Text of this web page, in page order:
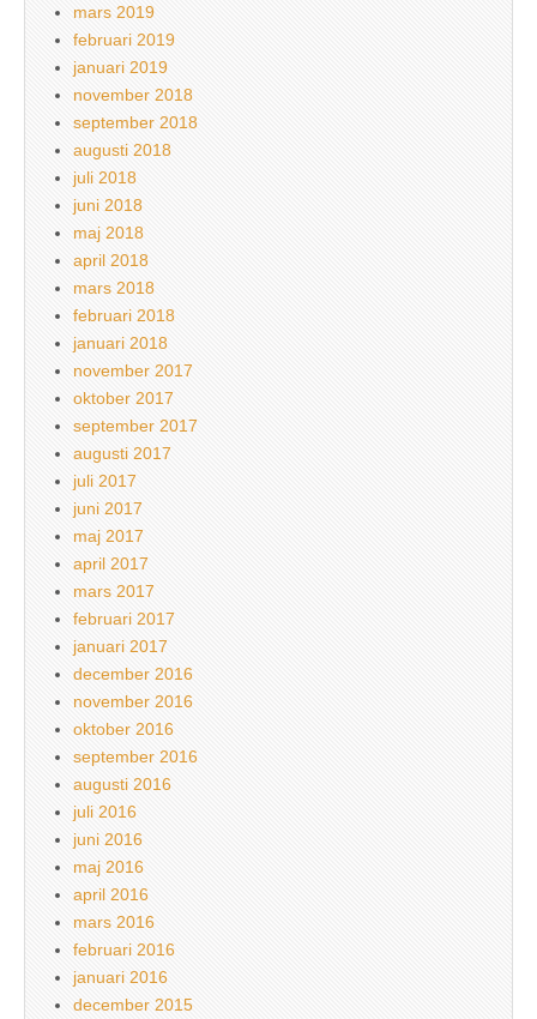
mars 2019
februari 2019
januari 2019
november 2018
september 2018
augusti 2018
juli 2018
juni 2018
maj 2018
april 2018
mars 2018
februari 2018
januari 2018
november 2017
oktober 2017
september 2017
augusti 2017
juli 2017
juni 2017
maj 2017
april 2017
mars 2017
februari 2017
januari 2017
december 2016
november 2016
oktober 2016
september 2016
augusti 2016
juli 2016
juni 2016
maj 2016
april 2016
mars 2016
februari 2016
januari 2016
december 2015